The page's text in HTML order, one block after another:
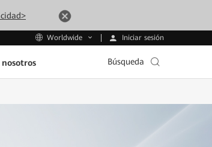
Worldwide Iniciar sesión
Búsqueda